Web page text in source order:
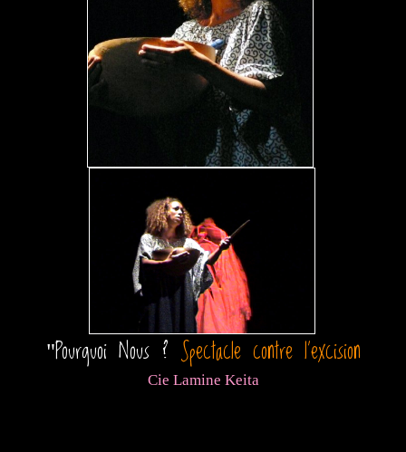
"Pourquoi Nous ? Spectacle contre l'excision
Cie Lamine Keita